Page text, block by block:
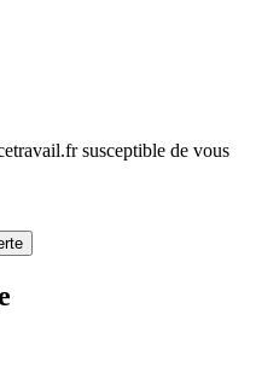
susceptible de vous